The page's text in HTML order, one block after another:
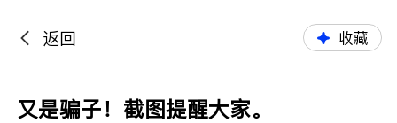
返回 收藏
又是骗子！截图提醒大家。